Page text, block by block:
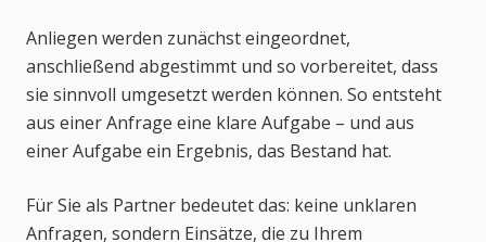
Anliegen werden zunächst eingeordnet,
anschließend abgestimmt und so vorbereitet, dass
sie sinnvoll umgesetzt werden können. So entsteht
aus einer Anfrage eine klare Aufgabe – und aus
einer Aufgabe ein Ergebnis, das Bestand hat.
Für Sie als Partner bedeutet das: keine unklaren
Anfragen, sondern Einsätze, die zu Ihrem